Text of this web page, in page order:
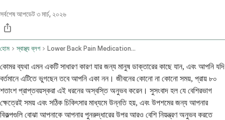
সর্বশেষ আপডেট৩ মার্চ, ২০২৬
হোম স্বাস্থ্য ব্লগ Lower Back Pain Medications And Potential Diagnoses
কোমর ব্যথা এমন একটি সাধারণ কারণ যার জন্য মানুষ ডাক্তারের কাছে যান, এবং আপনি যদি
বর্তমানে এটিতে ভুগছেন তবে আপনি একা নন। জীবনের কোনো না কোনো সময়, প্রায় ৮০
শতাংশ প্রাপ্তবয়স্করা এই ধরনের অস্বস্তি অনুভব করেন। সুসংবাদ হল যে বেশিরভাগ
ক্ষেত্রেই সময় এবং সঠিক চিকিৎসার মাধ্যমে উন্নতি হয়, এবং উপশমের জন্য আপনার
বিকল্পগুলি বোঝা আপনাকে আপনার পুনরুদ্ধারের উপর আরও বেশি নিয়ন্ত্রণ অনুভব করতে